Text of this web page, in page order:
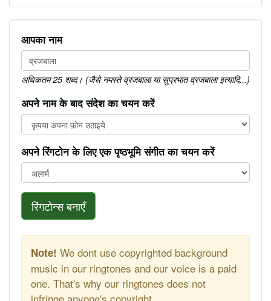
आपका नाम
अधिकतम 25 शब्द। (जैसे नमस्ते व्रजबाला या सुप्रभात व्रजबाला इत्यादि...)
अपने नाम के बाद संदेश का चयन करें
अपने रिंगटोन के लिए एक पृष्ठभूमि संगीत का चयन करें
रिंगटोन्स बनाएँ
Note! We dont use copyrighted background
music in our ringtones and our voice is a paid
one. That's why our ringtones does not
infringe anyone's copyright.